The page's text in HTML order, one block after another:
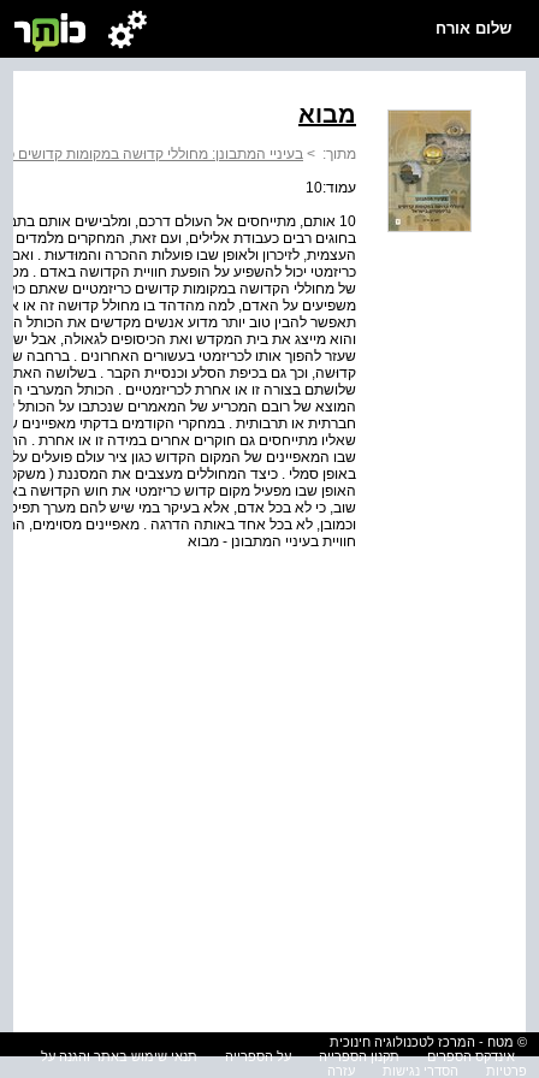
שלום אורח
מבוא
מתוך: > בעיניי המתבונן: מחוללי קדוּשה במקומות קדושים
עמוד:10
10 אותם, מתייחסים אל העולם דרכם, ומלבישים אותם
בחוגים רבים כעבודת אלילים, ועם זאת, המחקרים מלמדים
העצמית, לזיכרון ולאופן שבו פועלות ההכרה והמוּדעוּת .
כריזמטי יכול להשפיע על הופעת חוויית הקדושה באדם .
של מחוללי הקדושה במקומות קדושים כריזמטיים שאתם
משפיעים על האדם, למה מהדהד בו מחולל קדוּשה זה או
תאפשר להבין טוב יותר מדוע אנשים מקדשים את הכותל
והוא מייצג את בית המקדש ואת הכיסופים לגאולה, אבל יש
שעזר להפוך אותו לכריזמטי בעשורים האחרונים . ברחבה
קדוּשה, וכך גם בכיפת הסלע וכנסיית הקבר . בשלושה
שלושתם בצורה זו או אחרת לכריזמטיים . הכותל המערבי
המוצא של רובם המכריע של המאמרים שנכתבו על הכותל
חברתית או תרבותית . במחקרי הקודמים בדקתי מאפיינים
שאליו מתייחסים גם חוקרים אחרים במידה זו או אחרת .
שבו המאפיינים של המקום הקדוש כגון ציר עולם פועלים
באופן סמלי . כיצד המחוללים מעצבים את המסננת (
האופן שבו מפעיל מקום קדוש כריזמטי את חוש הקדוּשה
שוב, כי לא בכל אדם, אלא בעיקר במי שיש להם מערך
וכמובן, לא בכל אחד באותה הדרגה . מאפיינים מסוימים,
חוויית בעיניי המתבונן - מבוא
© מטח - המרכז לטכנולוגיה חינוכית
אינדקס הספרים
תקנון הספרייה על הספרייה
תנאי שימוש באתר והגנה על
פרטיות
הסדרי נגישות עזרה